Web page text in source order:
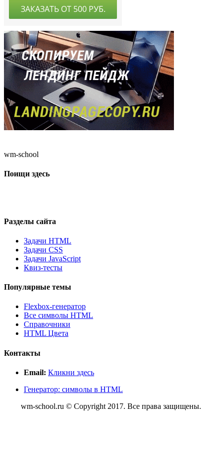
wm-school
Поищи здесь
Разделы сайта
Задачи HTML
Задачи CSS
Задачи JavaScript
Квиз-тесты
Популярные темы
Flexbox-генератор
Все символы HTML
Справочники
HTML Цвета
Контакты
Email: Кликни здесь
Генератор: символы в HTML
wm-school.ru © Copyright 2017. Все права защищены.